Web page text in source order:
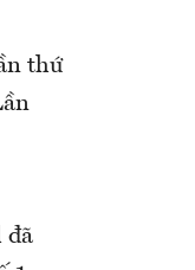
thứ
đã